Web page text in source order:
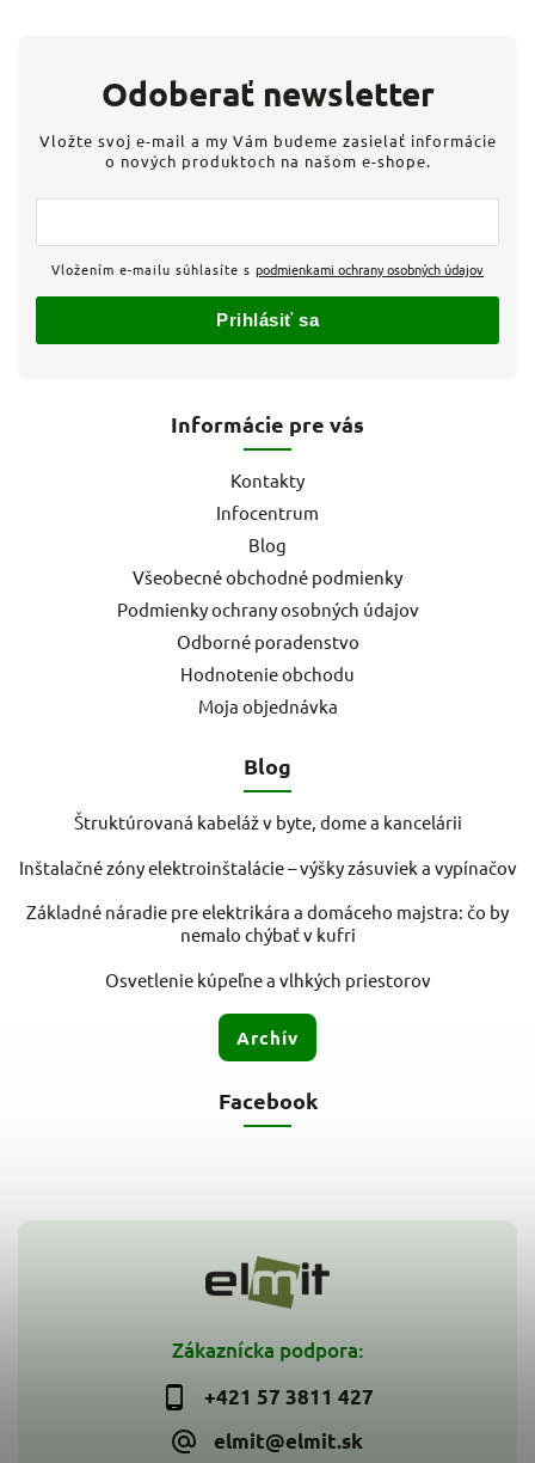
Zákaznícka podpora:
+421 57 3811 427
elmit@elmit.sk
Informácie pre vás
Kontakty
Infocentrum
Blog
Všeobecné obchodné podmienky
Podmienky ochrany osobných údajov
Odborné poradenstvo
Hodnotenie obchodu
Moja objednávka
Blog
Štruktúrovaná kabeláž v byte, dome a kancelárii
Inštalačné zóny elektroinštalácie – výšky zásuviek a vypínačov
Základné náradie pre elektrikára a domáceho majstra: čo by
nemalo chýbať v kufri
Osvetlenie kúpeľne a vlhkých priestorov
Archív
Odoberať newsletter
Vložte svoj e-mail a my Vám budeme zasielať informácie
o nových produktoch na našom e-shope.
Vložením e-mailu súhlasíte s podmienkami ochrany osobných údajov
Prihlásiť sa
Facebook